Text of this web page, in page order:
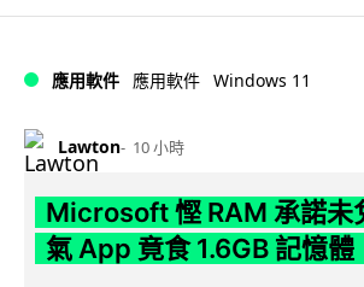
應用軟件 應用軟件 Windows 11
Lawton 10 小時
Microsoft 慳 RAM 承諾未
氣 App 竟食 1.6GB 記憶體